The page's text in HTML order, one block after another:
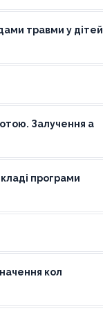
травми у дітей
Залучення а
програми
кол